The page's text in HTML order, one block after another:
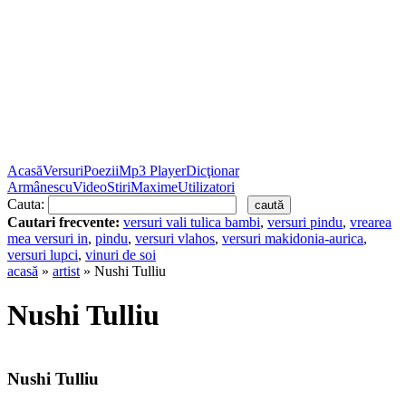
AcasăVersuriPoeziiMp3 PlayerDicţionar
ArmânescuVideoStiriMaximeUtilizatori
Cauta:
Cautari frecvente: versuri vali tulica bambi, versuri pindu, vrearea
mea versuri in, pindu, versuri vlahos, versuri makidonia-aurica,
versuri lupci, vinuri de soi
acasă » artist » Nushi Tulliu
Nushi Tulliu
Nushi Tulliu